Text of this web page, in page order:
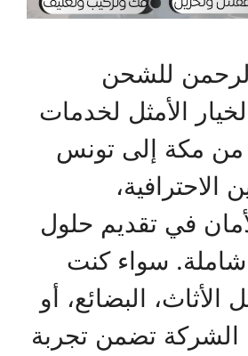
للشحن
الأمثل لخدمات
مكة إلى تونس
في تقديم حلول
سواء كنت
البضائع، أو
الشركة تضمن تجربة